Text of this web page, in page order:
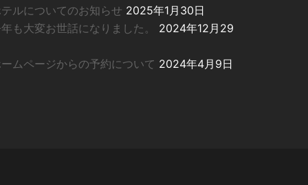
ルについてのお知らせ 2025年1月30日
も大変お世話になりました。
2024年12月29
ムページからの予約について 2024年4月9日